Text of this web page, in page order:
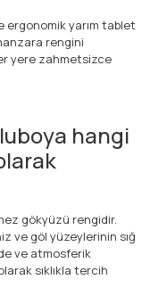
ergonomik yarım tablet
rengini
yere zahmetsizce
hangi
gökyüzü rengidir.
ve göl yüzeylerinin sığ
ve atmosferik
sıklıkla tercih